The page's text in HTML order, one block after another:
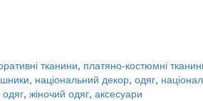
тканини, платяно-костюмні
, національний декор, одяг,
, жіночий одяг, аксесуари